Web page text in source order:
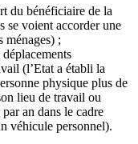
du bénéficiaire de la
se voient accorder une
ménages) ;
(l’Etat a établi la
physique plus de
lieu de travail ou
an dans le cadre
véhicule personnel).